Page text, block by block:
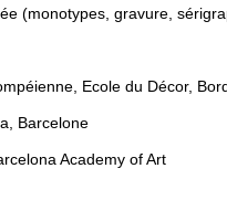
(monotypes, gravure,
Ecole du Décor,
Barcelone
Academy of Art